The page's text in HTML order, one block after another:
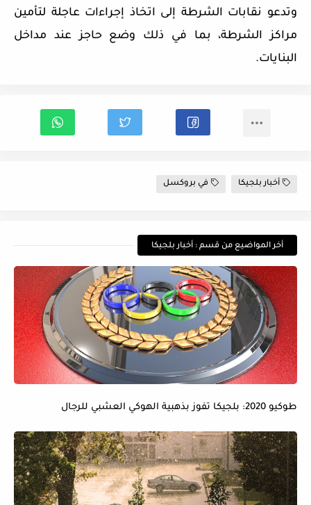
وتدعو نقابات الشرطة إلى اتخاذ إجراءات عاجلة لتأمين
مراكز الشرطة، بما في ذلك وضع حاجز عند مداخل
البنايات.
أخبار بلجيكا في بروكسل
أخر المواضيع من قسم : أخبار بلجيكا
طوكيو 2020: بلجيكا تفوز بذهبية الهوكي العشبي للرجال